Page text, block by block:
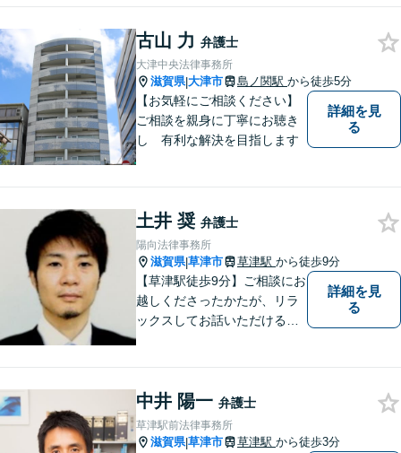
の目線で敷居が低い弁護士と
して、親身にあなたの立場に
立って、ご相談に対応いたし
ます。
古山 力 弁護士
大津中央法律事務所
滋賀県|大津市 島ノ関駅 から徒歩5分
【お気軽にご相談ください】
ご相談を親身に丁寧にお聴き
し 有利な解決を目指します
詳細を見
る
土井 奨 弁護士
陽向法律事務所
滋賀県|草津市 草津駅 から徒歩9分
【草津駅徒歩9分】ご相談にお
越しくださったかたが、リラ
ックスしてお話いただけるよ
です。 ご相談を躊躇われてい
る方もお気軽に、ご相談にい
らしてください。
詳細を見
る
中井 陽一 弁護士
草津駅前法律事務所
滋賀県|草津市 草津駅 から徒歩3分